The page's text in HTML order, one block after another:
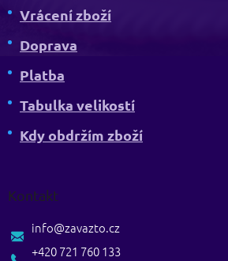
Vrácení zboží
Doprava
Platba
Tabulka velikostí
Kdy obdržím zboží
Kontakt
info@zavazto.cz
+420 721 760 133